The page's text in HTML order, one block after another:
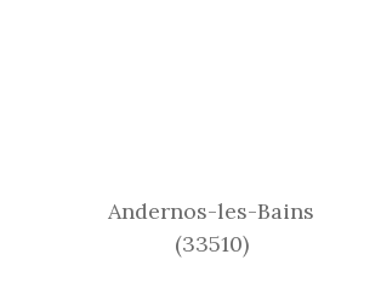
Andernos-les-Bains
(33510)